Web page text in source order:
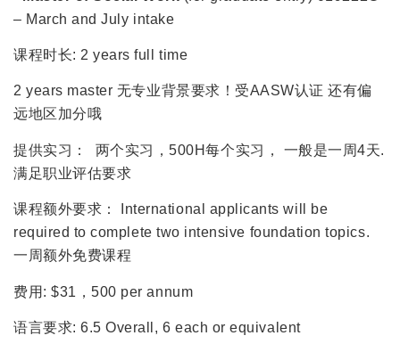
– March and July intake
课程时长: 2 years full time
2 years master 无专业背景要求！受AASW认证 还有偏
远地区加分哦
提供实习： 两个实习，500H每个实习， 一般是一周4天.
满足职业评估要求
课程额外要求： International applicants will be
required to complete two intensive foundation topics.
一周额外免费课程
费用: $31，500 per annum
语言要求: 6.5 Overall, 6 each or equivalent